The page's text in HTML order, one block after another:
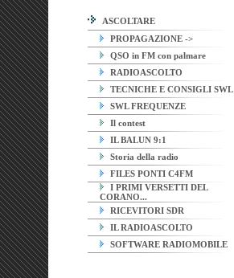
ASCOLTARE
PROPAGAZIONE ->
QSO in FM con palmare
RADIOASCOLTO
TECNICHE E CONSIGLI SWL
SWL FREQUENZE
Il contest
IL BALUN 9:1
Storia della radio
FILES PONTI C4FM
I PRIMI VERSETTI DEL
CORANO...
RICEVITORI SDR
IL RADIOASCOLTO
SOFTWARE RADIOMOBILE